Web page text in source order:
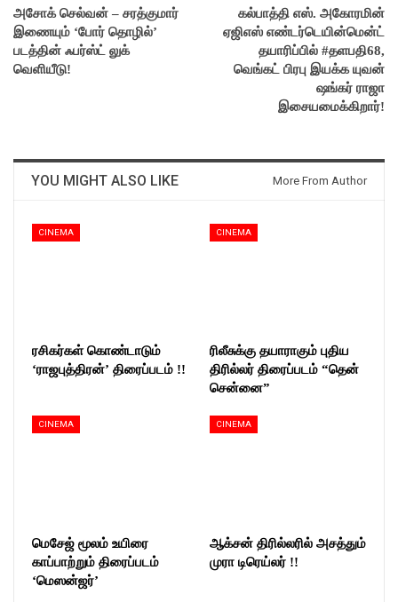
அசோக் செல்வன் – சரத்குமார்
இணையும் ‘போர் தொழில்’
படத்தின் ஃபர்ஸ்ட் லுக்
வெளியீடு!
கல்பாத்தி எஸ். அகோரமின்
ஏஜிஎஸ் எண்டர்டெயின்மென்ட்
தயாரிப்பில் #தளபதி68,
வெங்கட் பிரபு இயக்க யுவன்
ஷங்கர் ராஜா
இசையமைக்கிறார்!
YOU MIGHT ALSO LIKE More From Author
CINEMA
ரசிகர்கள் கொண்டாடும்
‘ராஜபுத்திரன்’ திரைப்படம் !!
CINEMA
ரிலீசுக்கு தயாராகும் புதிய
திரில்லர் திரைப்படம் “தென்
சென்னை”
CINEMA
மெசேஜ் மூலம் உயிரை
காப்பாற்றும் திரைப்படம்
‘மெஸன்ஜர்’
CINEMA
ஆக்சன் திரில்லரில் அசத்தும்
முரா டிரெய்லர் !!